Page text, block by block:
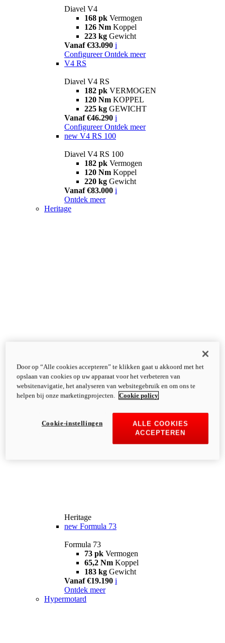
Diavel V4
168 pk Vermogen
126 Nm Koppel
223 kg Gewicht
Vanaf €33.090 i
Configureer Ontdek meer
V4 RS
Diavel V4 RS
182 pk VERMOGEN
120 Nm KOPPEL
225 kg GEWICHT
Vanaf €46.290 i
Configureer Ontdek meer
new V4 RS 100
Diavel V4 RS 100
182 pk Vermogen
120 Nm Koppel
220 kg Gewicht
Vanaf €83.000 i
Ontdek meer
Heritage
Heritage
new Formula 73
Formula 73
73 pk Vermogen
65,2 Nm Koppel
183 kg Gewicht
Vanaf €19.190 i
Ontdek meer
Hypermotard
Door op “Alle cookies accepteren” te klikken gaat u akkoord met het
opslaan van cookies op uw apparaat voor het verbeteren van
websitenavigatie, het analyseren van websitegebruik en om ons te
helpen bij onze marketingprojecten.
Cookie policy
ALLE COOKIES
ACCEPTEREN
Cookie-instellingen